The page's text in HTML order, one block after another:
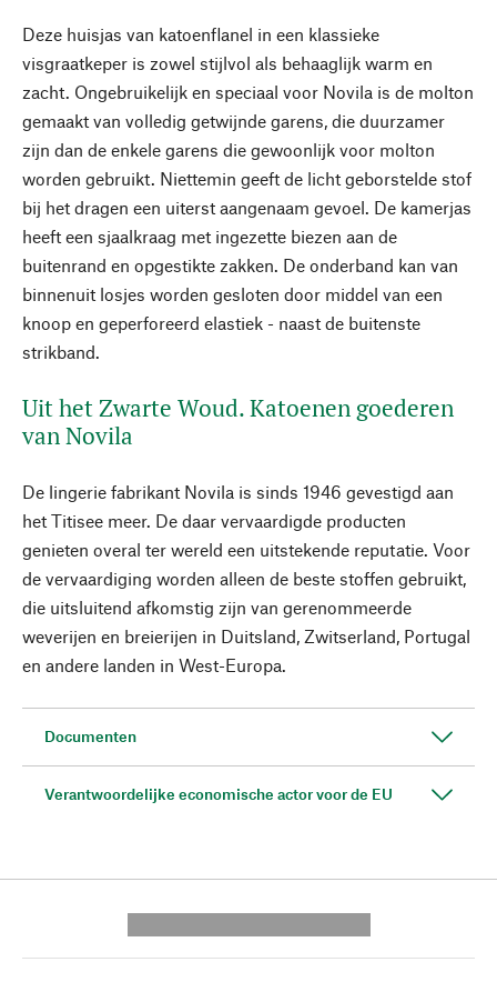
Deze huisjas van katoenflanel in een klassieke
visgraatkeper is zowel stijlvol als behaaglijk warm en
zacht. Ongebruikelijk en speciaal voor Novila is de molton
gemaakt van volledig getwijnde garens, die duurzamer
zijn dan de enkele garens die gewoonlijk voor molton
worden gebruikt. Niettemin geeft de licht geborstelde stof
bij het dragen een uiterst aangenaam gevoel. De kamerjas
heeft een sjaalkraag met ingezette biezen aan de
buitenrand en opgestikte zakken. De onderband kan van
binnenuit losjes worden gesloten door middel van een
knoop en geperforeerd elastiek - naast de buitenste
strikband.
Uit het Zwarte Woud. Katoenen goederen
van Novila
De lingerie fabrikant Novila is sinds 1946 gevestigd aan
het Titisee meer. De daar vervaardigde producten
genieten overal ter wereld een uitstekende reputatie. Voor
de vervaardiging worden alleen de beste stoffen gebruikt,
die uitsluitend afkomstig zijn van gerenommeerde
weverijen en breierijen in Duitsland, Zwitserland, Portugal
en andere landen in West-Europa.
Documenten
Verantwoordelijke economische actor voor de EU